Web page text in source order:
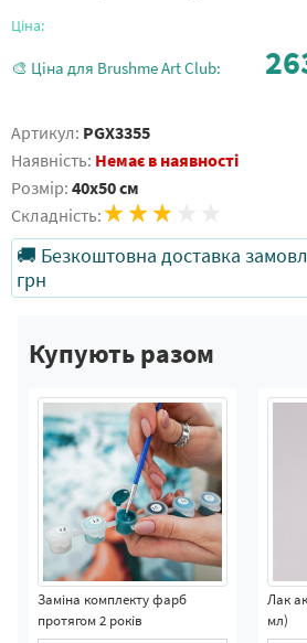
Ціна:
🎨 Ціна для Brushme Art Club:
Артикул: PGX3355
Наявність: Немає в наявності
Розмір: 40x50 см
Складність:
🚚 Безкоштовна доставка
грн
Купують разом
Заміна комплекту фарб
протягом 2 років
Лак
мл)